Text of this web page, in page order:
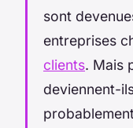
sont
entreprises
clients. Mais
deviennent-